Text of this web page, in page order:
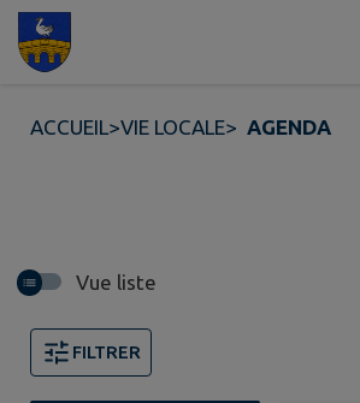
Contenu
ACCUEIL>VIE LOCALE> AGENDA
Vue liste
FILTRER